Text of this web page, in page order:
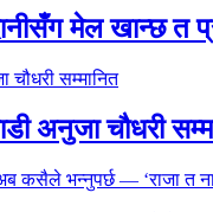
मेल खान्छ त
अनुजा चौधरी